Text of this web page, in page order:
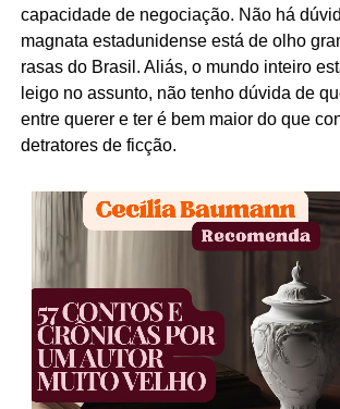
capacidade de negociação. Não há
magnata estadunidense está de olho
rasas do Brasil. Aliás, o mundo inteiro
leigo no assunto, não tenho dúvida de
entre querer e ter é bem maior do que
detratores de ficção.